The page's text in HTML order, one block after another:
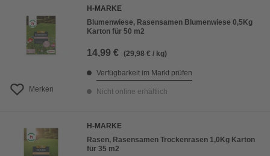
Merken
H-MARKE
Blumenwiese, Rasensamen Blumenwiese 0,5Kg
Karton für 50 m2
14,99 € (29,98 € / kg)
Verfügbarkeit im Markt prüfen
Nicht online erhältlich
H-MARKE
Rasen, Rasensamen Trockenrasen 1,0Kg Karton
für 35 m2